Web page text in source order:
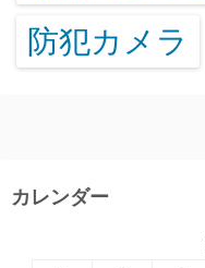
防犯カメラ
カレンダー